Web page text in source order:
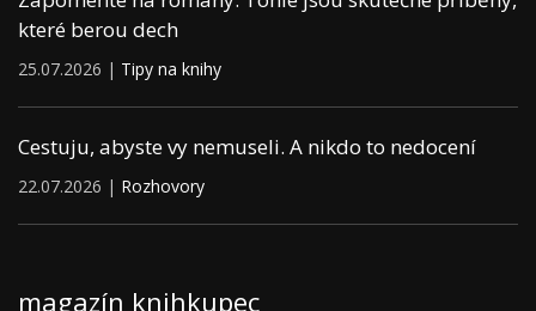
které berou dech
25.07.2026 | Tipy na knihy
Cestuju, abyste vy nemuseli. A nikdo to nedocení
22.07.2026 | Rozhovory
magazín knihkupec